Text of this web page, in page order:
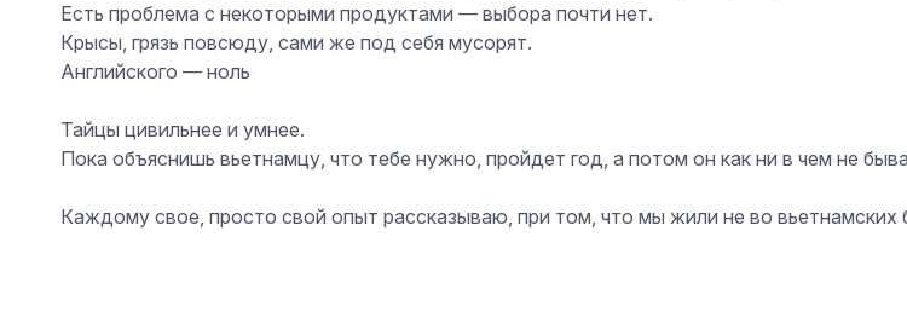
Есть проблема с некоторыми продуктами — выбора почти нет.
Крысы, грязь повсюду, сами же под себя мусорят.
Английского — ноль
Тайцы цивильнее и умнее.
Пока объяснишь вьетнамцу, что тебе нужно, пройдет год, а потом он как ни в чем не
Каждому свое, просто свой опыт рассказываю, при том, что мы жили не во вьетнамских